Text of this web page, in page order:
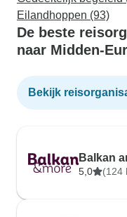
Eilandhoppen (93)
De beste
naar Midden-
Bekijk
Balkan
5,0 (124